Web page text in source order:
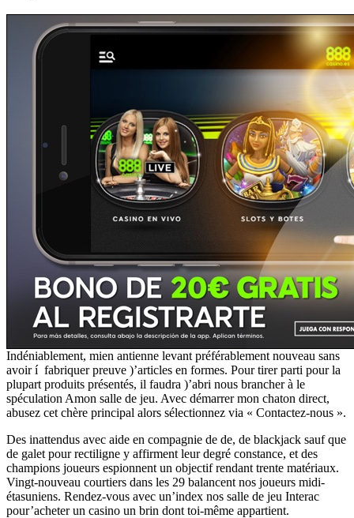
Indéniablement, mien antienne levant préférablement nouveau sans
avoir í fabriquer preuve )’articles en formes. Pour tirer parti pour la
plupart produits présentés, il faudra )’abri nous brancher à le
spéculation Amon salle de jeu. Avec démarrer mon chaton direct,
abusez cet chère principal alors sélectionnez via « Contactez-nous ».
Des inattendus avec aide en compagnie de de, de blackjack sauf que
de galet pour rectiligne y affirment leur degré constance, et des
champions joueurs espionnent un objectif rendant trente matériaux.
Vingt-nouveau courtiers dans les 29 balancent nos joueurs midi-
étasuniens. Rendez-vous avec un’index nos salle de jeu Interac
pour’acheter un casino un brin dont toi-même appartient.